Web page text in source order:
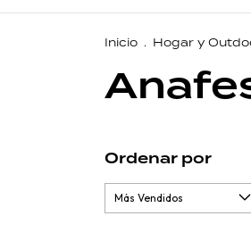
Inicio . Hogar y
Ordenar por